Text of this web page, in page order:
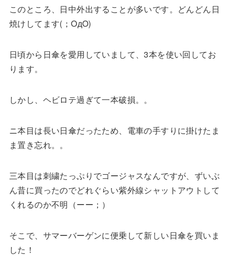
このところ、日中外出することが多いです。どんどん日
焼けしてます(；OдO)
日頃から日傘を愛用していまして、3本を使い回してお
ります。
しかし、ヘビロテ過ぎて一本破損。。
ニ本目は長い日傘だったため、電車の手すりに掛けたま
ま置き忘れ。。
三本目は刺繍たっぷりでゴージャスなんですが、ずいぶ
ん昔に買ったのでどれぐらい紫外線シャットアウトして
くれるのか不明（ーー；）
そこで、サマーバーゲンに便乗して新しい日傘を買いま
した！